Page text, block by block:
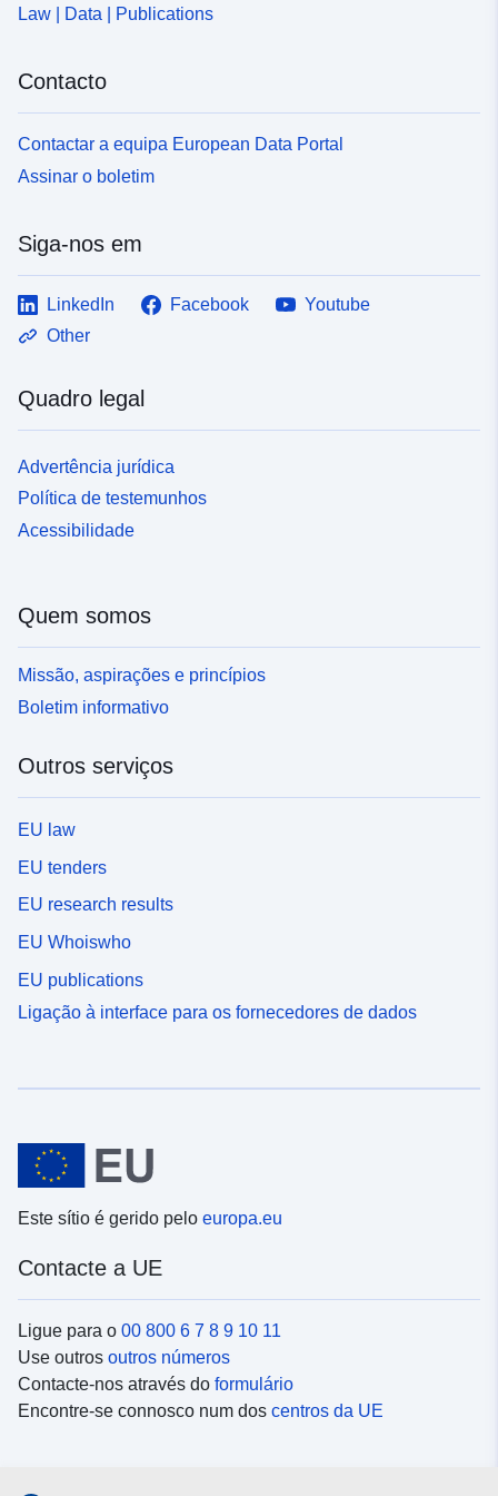
Law | Data | Publications
Contacto
Contactar a equipa European Data Portal
Assinar o boletim
Siga-nos em
LinkedIn Facebook
Youtube
Other
Quadro legal
Advertência jurídica
Política de testemunhos
Acessibilidade
Quem somos
Missão, aspirações e princípios
Boletim informativo
Outros serviços
EU law
EU tenders
EU research results
EU Whoiswho
EU publications
Ligação à interface para os fornecedores de dados
Este sítio é gerido pelo europa.eu
Contacte a UE
Ligue para o 00 800 6 7 8 9 10 11
Use outros outros números
Contacte-nos através do formulário
Encontre-se connosco num dos centros da UE